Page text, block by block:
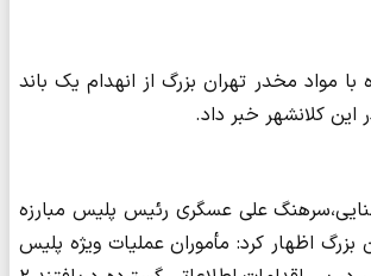
مواد مخدر تهران بزرگ از انهدام یک باند
این کلانشهر خبر داد.
علی عسگری رئیس پلیس مبارزه
بزرگ اظهار کرد: مأموران عملیات ویژه پلیس